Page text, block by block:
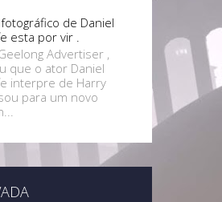
de Daniel
esta por vir .
Advertiser ,
que o ator Daniel
interpre de Harry
para um novo